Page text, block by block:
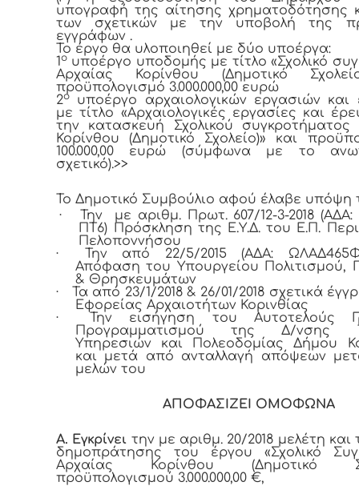
υπογραφή της αίτησης χρηματοδότησης
των σχετικών με την υποβολή της
εγγράφων .
Το έργο θα υλοποιηθεί με δύο υποέργα:
1ο υποέργο υποδομής με τίτλο «Σχολικό
Αρχαίας Κορίνθου (Δημοτικό
προϋπολογισμό 3.000.000,00 ευρώ
2ο
υποέργο αρχαιολογικών εργασιών και
με τίτλο «Αρχαιολογικές εργασίες και
την κατασκευή Σχολικού συγκροτήματος
Κορίνθου (Δημοτικό Σχολείο)» και
100.000,00 ευρώ (σύμφωνα με το
σχετικό).>>
Το Δημοτικό Συμβούλιο αφού έλαβε υπόψη
·
Την με αριθμ. Πρωτ. 607/12-3-2018 (ΑΔΑ:
ΠΤ6) Πρόσκληση της Ε.Υ.Δ. του Ε.Π.
Πελοποννήσου
·
Την από 22/5/2015 (ΑΔΑ:
Απόφαση του Υπουργείου Πολιτισμού,
& Θρησκευμάτων
·
Τα από 23/1/2018 & 26/01/2018 σχετικά
Εφορείας Αρχαιοτήτων Κορινθίας
·
Την εισήγηση του Αυτοτελούς
Προγραμματισμού της Δ/νσης
Υπηρεσιών και Πολεοδομίας Δήμου
και μετά από ανταλλαγή απόψεων
μελών του
ΑΠΟΦΑΣΙΖΕΙ ΟΜΟΦΩΝΑ
Α. Εγκρίνει την με αριθμ. 20/2018 μελέτη και
δημοπράτησης του έργου «Σχολικό
Αρχαίας Κορίνθου (Δημοτικό
προϋπολογισμού 3.000.000,00 €,